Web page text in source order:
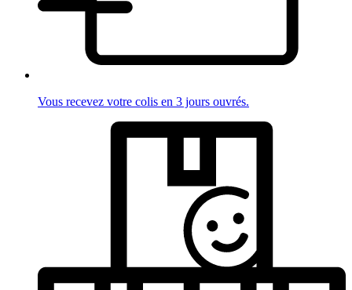
Vous recevez votre colis en 3 jours ouvrés.